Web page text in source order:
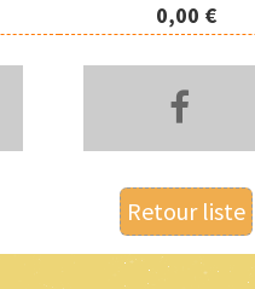
0,00 €
Retour liste